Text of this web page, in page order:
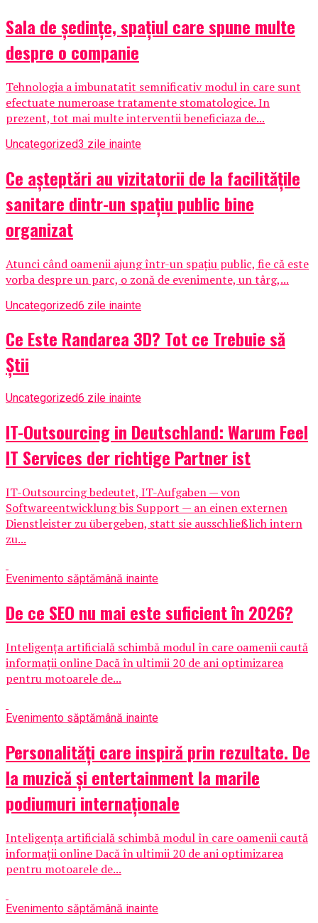
Sala de ședințe, spațiul care spune multe
despre o companie
Tehnologia a imbunatatit semnificativ modul in care sunt
efectuate numeroase tratamente stomatologice. In
prezent, tot mai multe interventii beneficiaza de...
Uncategorized3 zile inainte
Ce așteptări au vizitatorii de la facilitățile
sanitare dintr-un spațiu public bine
organizat
Atunci când oamenii ajung într-un spațiu public, fie că este
vorba despre un parc, o zonă de evenimente, un târg,...
Uncategorized6 zile inainte
Ce Este Randarea 3D? Tot ce Trebuie să
Știi
Uncategorized6 zile inainte
IT-Outsourcing in Deutschland: Warum Feel
IT Services der richtige Partner ist
IT-Outsourcing bedeutet, IT-Aufgaben — von
Softwareentwicklung bis Support — an einen externen
Dienstleister zu übergeben, statt sie ausschließlich intern
zu...
Evenimento săptămână inainte
De ce SEO nu mai este suficient în 2026?
Inteligența artificială schimbă modul în care oamenii caută
informații online Dacă în ultimii 20 de ani optimizarea
pentru motoarele de...
Evenimento săptămână inainte
Personalități care inspiră prin rezultate. De
la muzică și entertainment la marile
podiumuri internaționale
Inteligența artificială schimbă modul în care oamenii caută
informații online Dacă în ultimii 20 de ani optimizarea
pentru motoarele de...
Evenimento săptămână inainte